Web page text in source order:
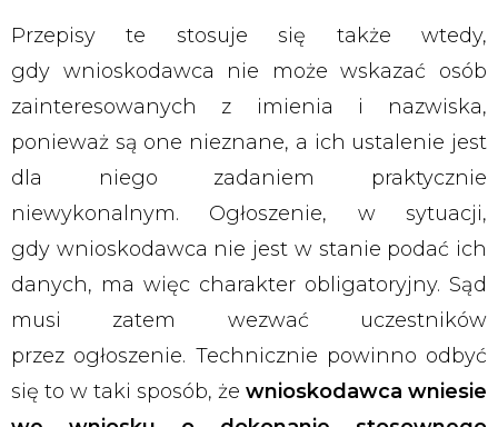
Przepisy te stosuje się także wtedy,
gdy wnioskodawca nie może wskazać osób
zainteresowanych z imienia i nazwiska,
ponieważ są one nieznane, a ich ustalenie jest
dla niego zadaniem praktycznie
niewykonalnym. Ogłoszenie, w sytuacji,
gdy wnioskodawca nie jest w stanie podać ich
danych, ma więc charakter obligatoryjny. Sąd
musi zatem wezwać uczestników
przez ogłoszenie. Technicznie powinno odbyć
się to w taki sposób, że wnioskodawca wniesie